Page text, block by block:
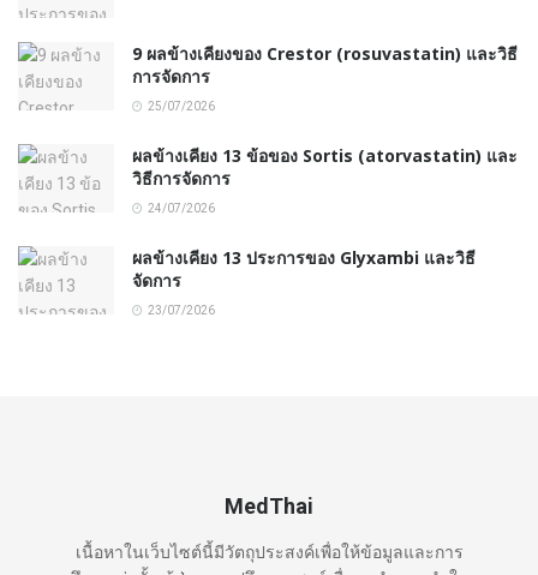
9 ผลข้างเคียงของ Crestor (rosuvastatin) และวิธี
การจัดการ
25/07/2026
ผลข้างเคียง 13 ข้อของ Sortis (atorvastatin) และ
วิธีการจัดการ
24/07/2026
ผลข้างเคียง 13 ประการของ Glyxambi และวิธี
จัดการ
23/07/2026
MedThai
เนื้อหาในเว็บไซต์นี้มีวัตถุประสงค์เพื่อให้ข้อมูลและการ